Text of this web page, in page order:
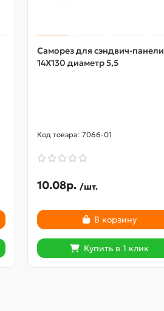
Саморез для сэндвич-панели
14X130 диаметр 5,5
7066-01
10.08р. /шт.
В корзину
Купить в 1 клик